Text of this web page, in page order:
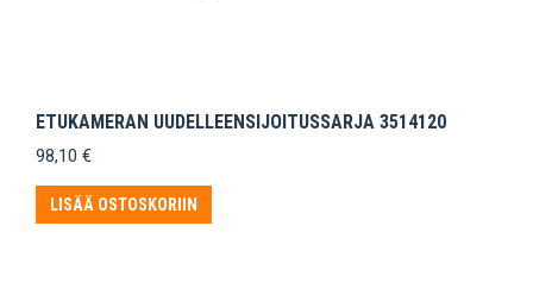
ETUKAMERAN UUDELLEENSIJOITUSSARJA 3514120
98,10 €
LISÄÄ OSTOSKORIIN